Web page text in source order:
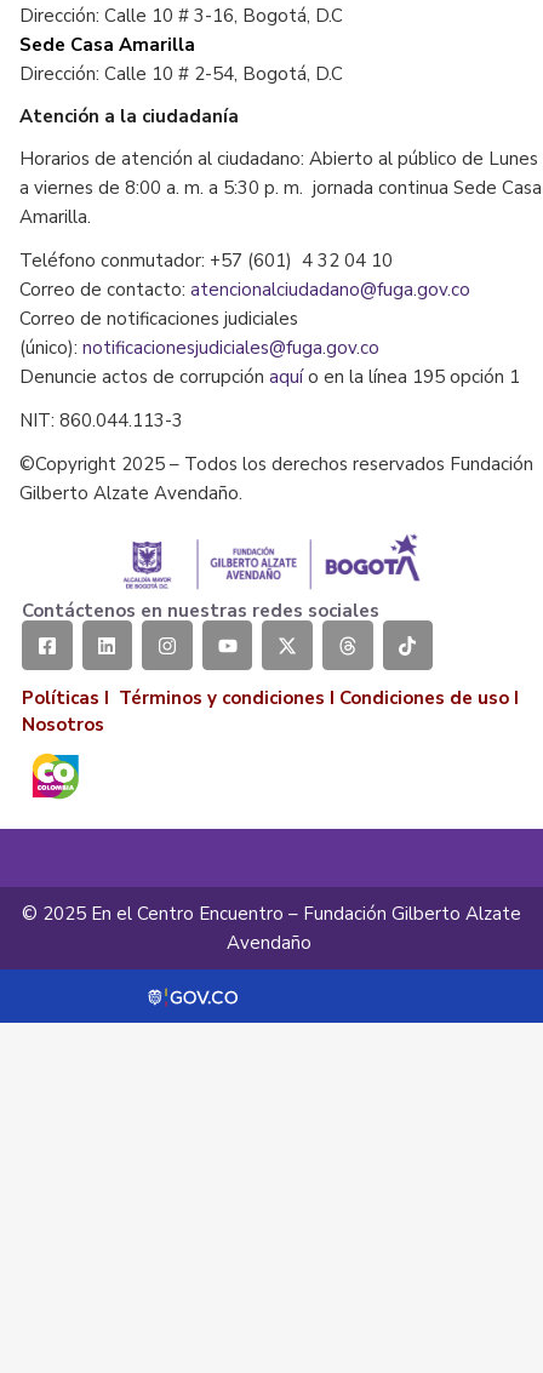
Dirección: Calle 10 # 3-16, Bogotá, D.C
Sede Casa Amarilla
Dirección: Calle 10 # 2-54, Bogotá, D.C
Atención a la ciudadanía
Horarios de atención al ciudadano: Abierto al público de Lunes
a viernes de 8:00 a. m. a 5:30 p. m. jornada continua Sede Casa
Amarilla.
Teléfono conmutador: +57 (601) 4 32 04 10
Correo de contacto: atencionalciudadano@fuga.gov.co
Correo de notificaciones judiciales
(único): notificacionesjudiciales@fuga.gov.co
Denuncie actos de corrupción aquío en la línea 195 opción 1
NIT: 860.044.113-3
©Copyright 2025 – Todos los derechos reservados Fundación
Gilberto Alzate Avendaño.
Contáctenos en nuestras redes sociales
Políticas I Términos y condiciones I Condiciones de uso I
Nosotros
© 2025 En el Centro Encuentro – Fundación Gilberto Alzate
Avendaño